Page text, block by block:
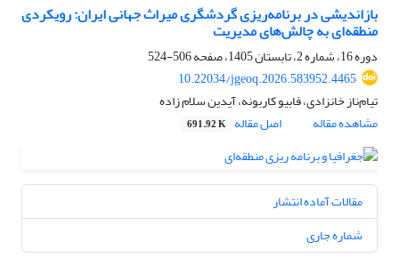
بازاندیشی در برنامه‌ریزی گردشگری میراث جهانی ایران: رویکردی
منطقه‌ای به چالش‌های مدیریت
دوره 16، شماره 2، تابستان 1405، صفحه
506-524
10.22034/jgeoq.2026.583952.4465
تیام‌ناز خانزادی، فابیو کاربونه، آیدین سلام زاده
مشاهده مقاله
اصل مقاله 691.92 K
مقالات آماده انتشار
شماره جاری